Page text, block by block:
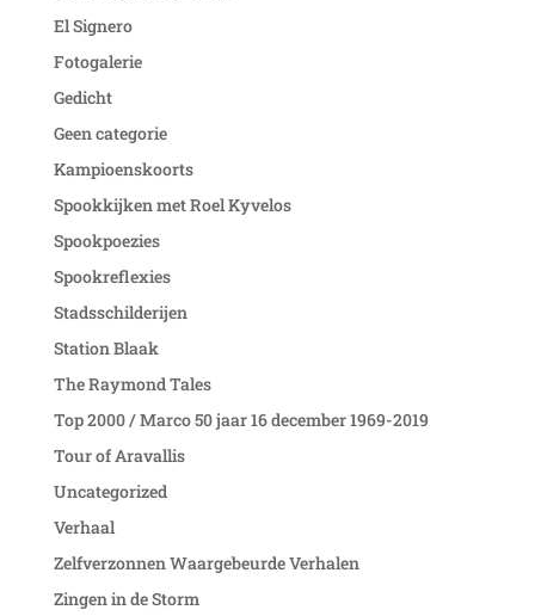
El Signero
Fotogalerie
Gedicht
Geen categorie
Kampioenskoorts
Spookkijken met Roel Kyvelos
Spookpoezies
Spookreflexies
Stadsschilderijen
Station Blaak
The Raymond Tales
Top 2000 / Marco 50 jaar 16 december 1969-2019
Tour of Aravallis
Uncategorized
Verhaal
Zelfverzonnen Waargebeurde Verhalen
Zingen in de Storm